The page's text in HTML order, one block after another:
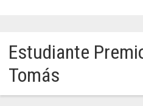
English Version
我们是谁
Estudiante
Tomás